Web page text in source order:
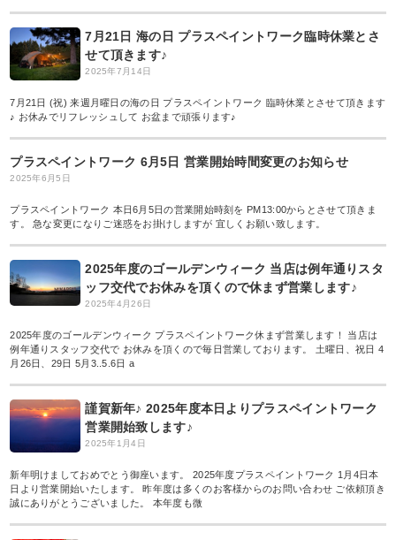
7月21日 海の日 プラスペイントワーク臨時休業とさ
せて頂きます♪
2025年7月14日
7月21日 (祝) 来週月曜日の海の日 プラスペイントワーク 臨時休業とさせて頂きます
♪ お休みでリフレッシュして お盆まで頑張ります♪
プラスペイントワーク 6月5日 営業開始時間変更のお知らせ
2025年6月5日
プラスペイントワーク 本日6月5日の営業開始時刻を PM13:00からとさせて頂きま
す。 急な変更になりご迷惑をお掛けしますが 宜しくお願い致します。
2025年度のゴールデンウィーク 当店は例年通りスタ
ッフ交代でお休みを頂くので休まず営業します♪
2025年4月26日
2025年度のゴールデンウィーク プラスペイントワーク休まず営業します！ 当店は
例年通りスタッフ交代で お休みを頂くので毎日営業しております。 土曜日、祝日 4
月26日、29日 5月3..5.6日 a
謹賀新年♪ 2025年度本日よりプラスペイントワーク
営業開始致します♪
2025年1月4日
新年明けましておめでとう御座います。 2025年度プラスペイントワーク 1月4日本
日より営業開始いたします。 昨年度は多くのお客様からのお問い合わせ ご依頼頂き
誠にありがとうございました。 本年度も微